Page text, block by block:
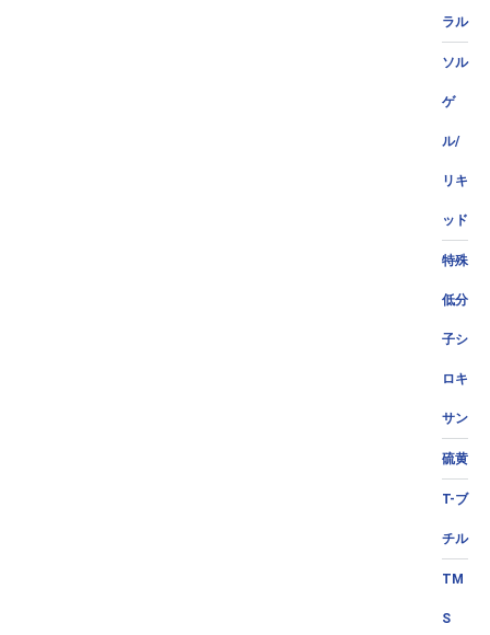
ラル
ソル
ゲ
ル/
リキ
ッド
特殊
低分
子シ
ロキ
サン
硫黄
T-ブ
チル
TM
S